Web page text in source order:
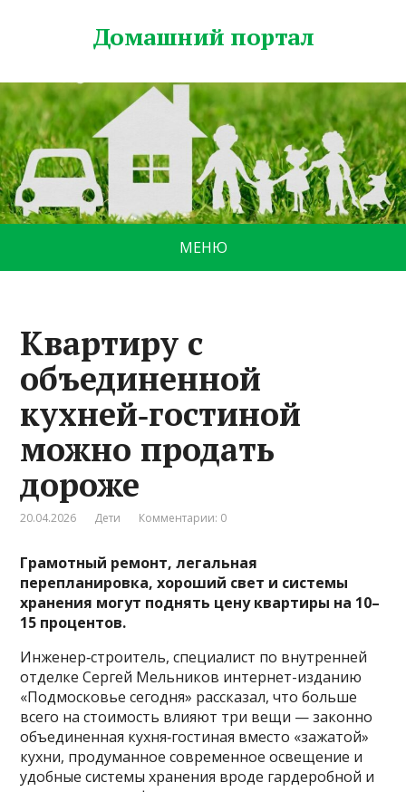
Домашний портал
МЕНЮ
Квартиру с
объединенной
кухней‑гостиной
можно продать
дороже
20.04.2026 Дети Комментарии: 0
Грамотный ремонт, легальная
перепланировка, хороший свет и системы
хранения могут поднять цену квартиры на 10–
15 процентов.
Инженер‑строитель, специалист по внутренней
отделке Сергей Мельников интернет-изданию
«Подмосковье сегодня» рассказал, что больше
всего на стоимость влияют три вещи — законно
объединенная кухня‑гостиная вместо «зажатой»
кухни, продуманное современное освещение и
удобные системы хранения вроде гардеробной и